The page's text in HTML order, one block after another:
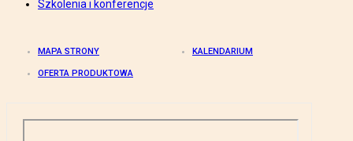
Szkolenia i konferencje
MAPA STRONY KALENDARIUM
OFERTA PRODUKTOWA